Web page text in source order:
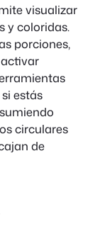
visualizar
y coloridas.
porciones,
estás
circulares
de